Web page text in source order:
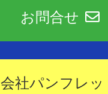
お問合せ
会社パンフレッ